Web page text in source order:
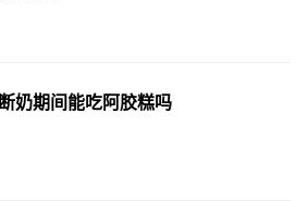
断奶期间能吃阿胶糕吗